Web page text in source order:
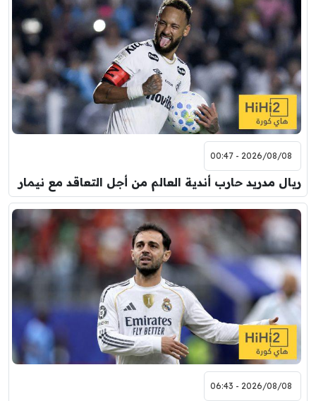
2026/08/08 - 00:47
ريال مدريد حارب أندية العالم من أجل التعاقد مع نيمار
2026/08/08 - 06:43